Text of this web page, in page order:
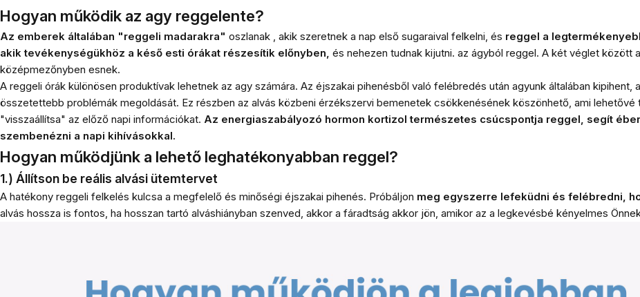
Hogyan működik az agy reggelente?
Az emberek általában "reggeli madarakra" oszlanak , akik szeretnek a nap első sugaraival felkelni, és reggel a
akik tevékenységükhöz a késő esti órákat részesítik előnyben, és nehezen tudnak kijutni. az ágyból reggel. A két véglet között
középmezőnyben esnek.
A reggeli órák különösen produktívak lehetnek az agy számára. Az éjszakai pihenésből való felébredés után agyunk általában kipihent,
összetettebb problémák megoldását. Ez részben az alvás közbeni érzékszervi bemenetek csökkenésének köszönhető, ami
"visszaállítsa" az előző napi információkat. Az energiaszabályozó hormon kortizol természetes csúcspontja reggel, segít
szembenézni a napi kihívásokkal.
Hogyan működjünk a lehető leghatékonyabban reggel?
1.) Állítson be reális alvási ütemtervet
A hatékony reggeli felkelés kulcsa a megfelelő és minőségi éjszakai pihenés. Próbáljon meg egyszerre lefeküdni és felébredni,
alvás hossza is fontos, ha hosszan tartó alváshiányban szenved, akkor a fáradtság akkor jön, amikor az a legkevésbé kényelmes